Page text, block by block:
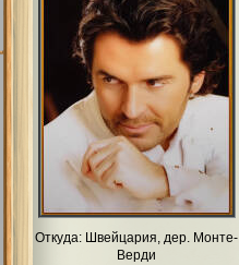
Откуда: Швейцария, дер. Монте-
Верди